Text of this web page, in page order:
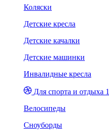
Коляски
Детские кресла
Детские качалки
Детские машинки
Инвалидные кресла
Для спорта и отдыха 1
Велосипеды
Сноуборды